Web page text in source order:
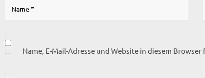
Name, E-Mail-Adresse und Website in diesem